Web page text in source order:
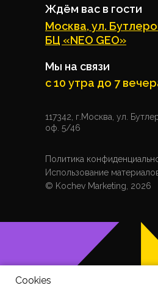
Cookies
117342, г.Москва, ул.
оф. 5/46
Политика
© Kochev Marketing, 2026
Использование
Ждём вас в гости
Москва, ул.
БЦ «NEO GEO»
Мы на связи
с 10 утра до 7